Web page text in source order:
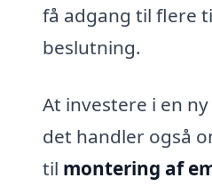
få adgang til flere
beslutning.
At investere i en
det handler også
til montering af